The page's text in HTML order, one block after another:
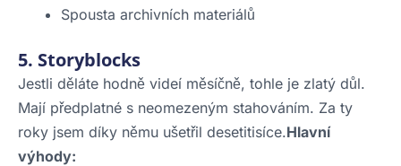
Spousta archivních materiálů
5. Storyblocks
Jestli děláte hodně videí měsíčně, tohle je zlatý důl.
Mají předplatné s neomezeným stahováním. Za ty
roky jsem díky němu ušetřil desetitisíce.Hlavní
výhody: